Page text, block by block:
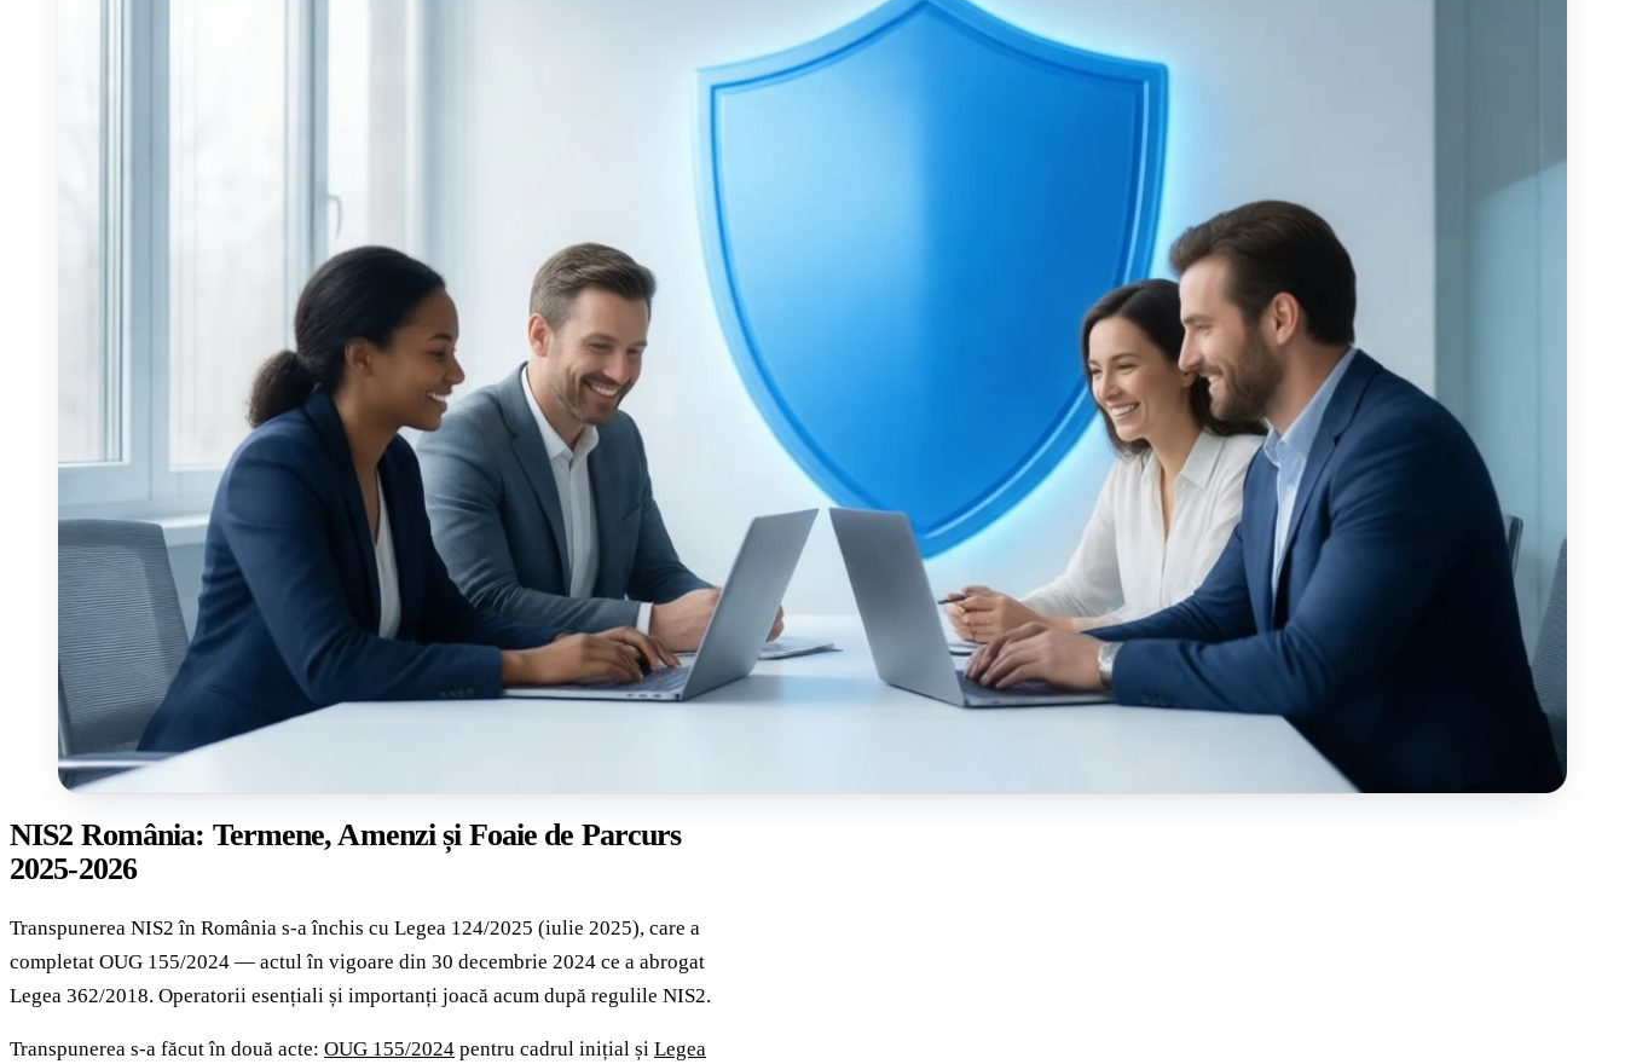
NIS2 România: Termene, Amenzi și Foaie de Parcurs
2025-2026
Transpunerea NIS2 în România s-a închis cu Legea 124/2025 (iulie 2025), care a
completat OUG 155/2024 — actul în vigoare din 30 decembrie 2024 ce a abrogat
Legea 362/2018. Operatorii esențiali și importanți joacă acum după regulile NIS2.
Transpunerea s-a făcut în două acte: OUG 155/2024 pentru cadrul inițial și Legea